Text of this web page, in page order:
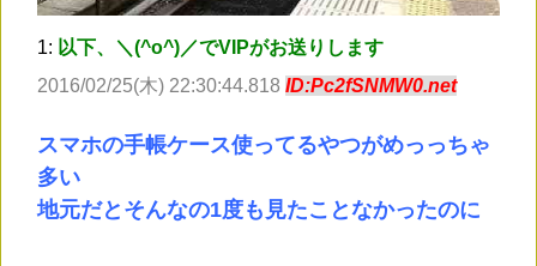
1: 以下、＼(^o^)／でVIPがお送りします
2016/02/25(木) 22:30:44.818 ID:Pc2fSNMW0.net
スマホの手帳ケース使ってるやつがめっっちゃ
多い
地元だとそんなの1度も見たことなかったのに